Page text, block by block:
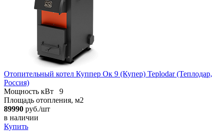
Отопительный котел Куппер Ок 9 (Купер) Teplodar (Теплодар,
Россия)
Мощность кВт
9
Площадь отопления, м2
89990 руб./шт
в наличии
Купить